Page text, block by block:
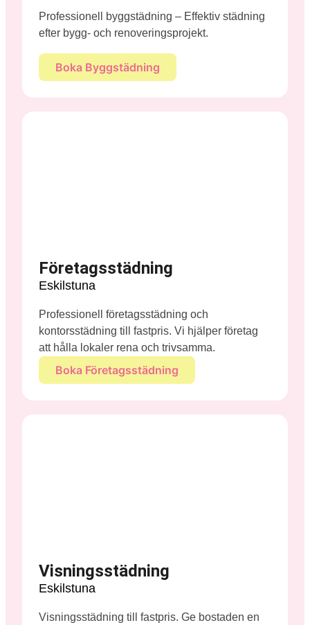
Professionell byggstädning – Effektiv städning
efter bygg- och renoveringsprojekt.
Boka Byggstädning
Företagsstädning
Eskilstuna
Professionell företagsstädning och
kontorsstädning till fastpris. Vi hjälper företag
att hålla lokaler rena och trivsamma.
Boka Företagsstädning
Visningsstädning
Eskilstuna
Visningsstädning till fastpris. Ge bostaden en